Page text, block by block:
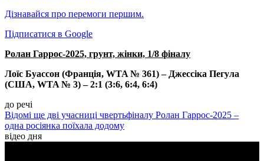
Дізнавайся про перемоги першим.
Підписатися в Google
Ролан Гаррос-2025, грунт, жінки, 1/8 фіналу
Лоїс Буассон (Франція, WTA № 361) – Джессіка Пегула
(США, WTA № 3) – 2:1 (3:6, 6:4, 6:4)
до речі
Відомі ще дві учасниці чвертьфіналу Ролан Гаррос-2025 –
одна росіянка поїхала додому
відео дня